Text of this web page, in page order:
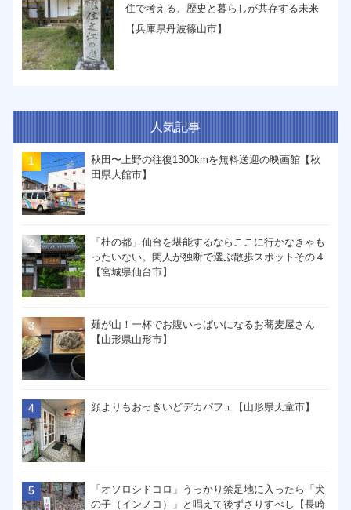
住で考える、歴史と暮らしが共存する未来
【兵庫県丹波篠山市】
人気記事
秋田〜上野の往復1300kmを無料送迎の映画館【秋
田県大館市】
「杜の都」仙台を堪能するならここに行かなきゃも
ったいない。閑人が独断で選ぶ散歩スポットその４
【宮城県仙台市】
麺が山！一杯でお腹いっぱいになるお蕎麦屋さん
【山形県山形市】
顔よりもおっきいどデカパフェ【山形県天童市】
「オソロシドコロ」うっかり禁足地に入ったら「犬
の子（インノコ）」と唱えて後ずさりすべし【長崎